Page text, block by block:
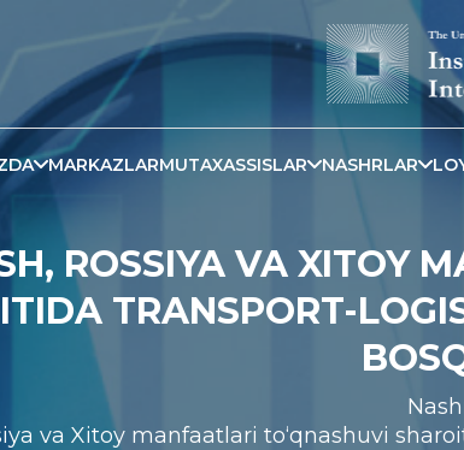
MARKAZLARMUTAXASSISLAR NASHRLAR
ROSSIYA VA XITOY
TRANSPORT-
va Xitoy manfaatlari to‘qnashuvi